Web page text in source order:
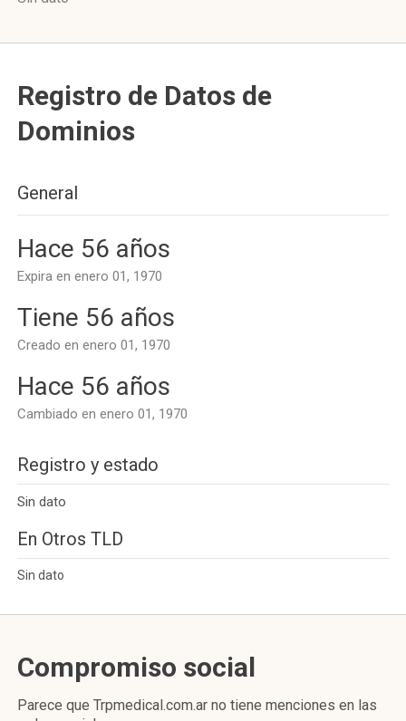
Registro de Datos de
Dominios
General
Hace 56 años
Expira en enero 01, 1970
Tiene 56 años
Creado en enero 01, 1970
Hace 56 años
Cambiado en enero 01, 1970
Registro y estado
Sin dato
En Otros TLD
Sin dato
Compromiso social
Parece que Trpmedical.com.ar no tiene menciones en las